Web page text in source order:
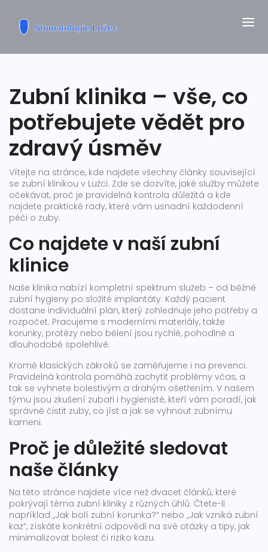
Zubní klinika – vše, co
potřebujete vědět pro
zdravý úsměv
Vítejte na stránce, kde najdete všechny články související
se zubní klinikou v Lužci. Zde se dozvíte, jaké služby můžete
očekávat, proč je pravidelná kontrola důležitá a kde
najdete praktické rady, které vám usnadní každodenní
péči o zuby.
Co najdete v naší zubní
klinice
Naše klinika nabízí kompletní spektrum služeb – od běžné
zubní hygieny po složité implantáty. Každý pacient
dostane individuální plán, který zohledňuje jeho potřeby a
rozpočet. Pracujeme s moderními materiály, takže
korunky, protézy nebo bělení jsou rychlé, pohodlné a
dlouhodobě spolehlivé.
Kromě klasických zákroků se zaměřujeme i na prevenci.
Pravidelná kontrola pomáhá zachytit problémy včas, a
tak se vyhnete bolestivým a drahým ošetřením. V našem
týmu jsou zkušení zubaři i hygienisté, kteří vám poradí, jak
správně čistit zuby, co jíst a jak se vyhnout zubnímu
kameni.
Proč je důležité sledovat
naše články
Na této stránce najdete více než dvacet článků, které
pokrývají téma zubní kliniky z různých úhlů. Čtete-li
například „Jak bolí zubní korunka?“ nebo „Jak vzniká zubní
kaz“, získáte konkrétní odpovědi na své otázky a tipy, jak
minimalizovat bolest či riziko kazu.